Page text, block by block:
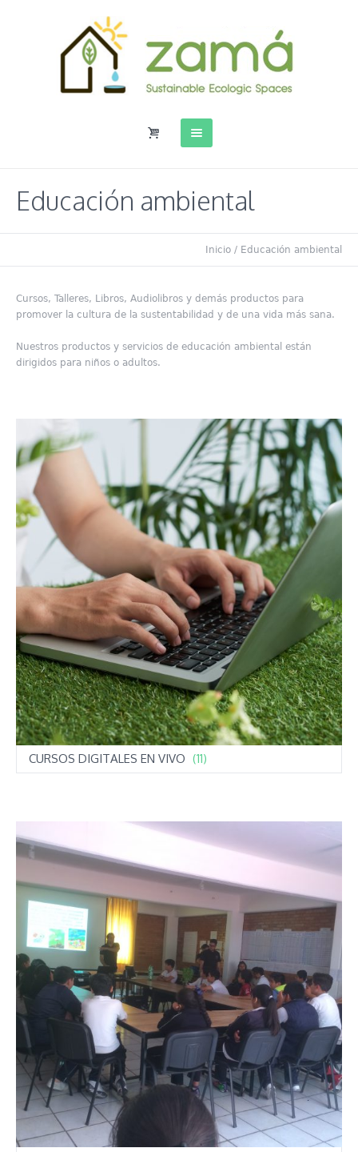
Educación ambiental
Inicio / Educación ambiental
Cursos, Talleres, Libros, Audiolibros y demás productos para
promover la cultura de la sustentabilidad y de una vida más sana.
Nuestros productos y servicios de educación ambiental están
dirigidos para niños o adultos.
CURSOS DIGITALES EN VIVO (11)